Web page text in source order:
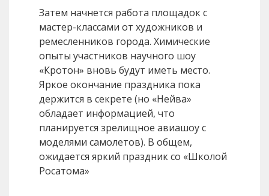
Затем начнется работа площадок с
мастер-классами от художников и
ремесленников города. Химические
опыты участников научного шоу
«Кротон» вновь будут иметь место.
Яркое окончание праздника пока
держится в секрете (но «Нейва»
обладает информацией, что
планируется зрелищное авиашоу с
моделями самолетов). В общем,
ожидается яркий праздник со «Школой
Росатома»